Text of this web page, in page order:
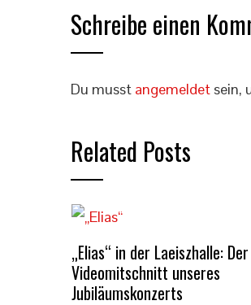
Schreibe einen
Du musst angemeldet sein,
Related Posts
„Elias“ in der Laeiszhalle: Der
Videomitschnitt unseres
Jubiläumskonzerts